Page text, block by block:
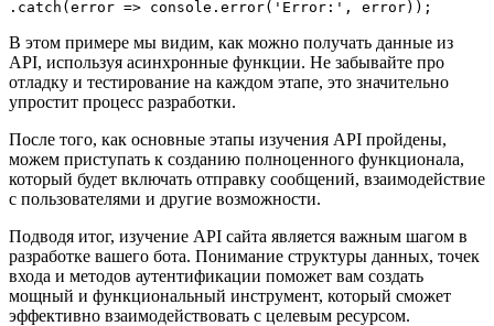
В этом примере мы видим, как можно получать данные из
API, используя асинхронные функции. Не забывайте про
отладку и тестирование на каждом этапе, это значительно
упростит процесс разработки.
После того, как основные этапы изучения API пройдены,
можем приступать к созданию полноценного функционала,
который будет включать отправку сообщений, взаимодействие
с пользователями и другие возможности.
Подводя итог, изучение API сайта является важным шагом в
разработке вашего бота. Понимание структуры данных, точек
входа и методов аутентификации поможет вам создать
мощный и функциональный инструмент, который сможет
эффективно взаимодействовать с целевым ресурсом.